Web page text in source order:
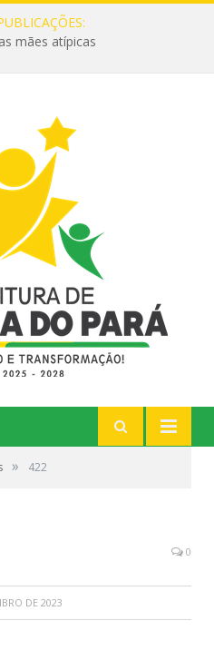
mães atípicas
» 422
0
DE 2023